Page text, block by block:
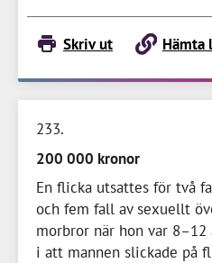
Skriv ut Hämta
233
200 000 kronor
En flicka utsattes för två
och fem fall av sexuellt
morbror när hon var 8–12
i att mannen slickade på